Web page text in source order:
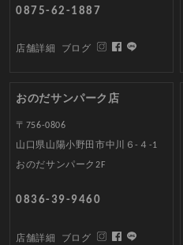
0875-62-1887
店舗詳細 ブログ
おのだサンパーク店
〒756-0806
山口県山陽小野田市中川６-４-1
おのだサンパーク2F
0836-39-9460
店舗詳細 ブログ